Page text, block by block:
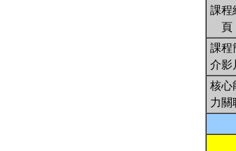
課程
頁
課程
介影
核心
力關